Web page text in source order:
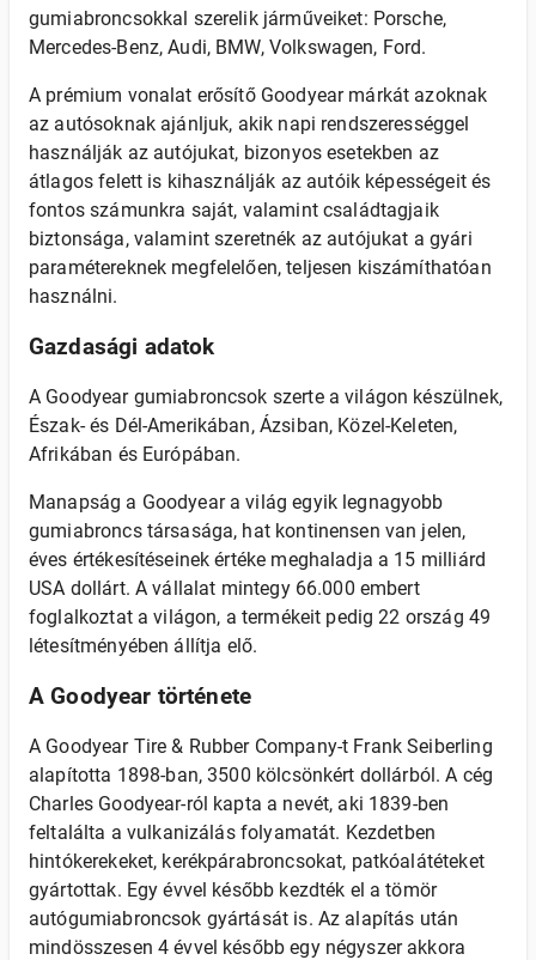
gumiabroncsokkal szerelik járműveiket: Porsche,
Mercedes-Benz, Audi, BMW, Volkswagen, Ford.
A prémium vonalat erősítő Goodyear márkát azoknak
az autósoknak ajánljuk, akik napi rendszerességgel
használják az autójukat, bizonyos esetekben az
átlagos felett is kihasználják az autóik képességeit és
fontos számunkra saját, valamint családtagjaik
biztonsága, valamint szeretnék az autójukat a gyári
paramétereknek megfelelően, teljesen kiszámíthatóan
használni.
Gazdasági adatok
A Goodyear gumiabroncsok szerte a világon készülnek,
Észak- és Dél-Amerikában, Ázsiban, Közel-Keleten,
Afrikában és Európában.
Manapság a Goodyear a világ egyik legnagyobb
gumiabroncs társasága, hat kontinensen van jelen,
éves értékesítéseinek értéke meghaladja a 15 milliárd
USA dollárt. A vállalat mintegy 66.000 embert
foglalkoztat a világon, a termékeit pedig 22 ország 49
létesítményében állítja elő.
A Goodyear története
A Goodyear Tire & Rubber Company-t Frank Seiberling
alapította 1898-ban, 3500 kölcsönkért dollárból. A cég
Charles Goodyear-ról kapta a nevét, aki 1839-ben
feltalálta a vulkanizálás folyamatát. Kezdetben
hintókerekeket, kerékpárabroncsokat, patkóalátéteket
gyártottak. Egy évvel később kezdték el a tömör
autógumiabroncsok gyártását is. Az alapítás után
mindösszesen 4 évvel később egy négyszer akkora